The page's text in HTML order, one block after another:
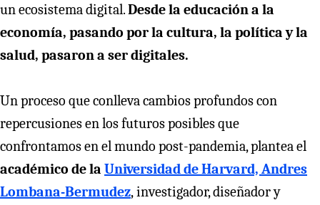
un ecosistema digital.Desde la educación a la
economía, pasando por la cultura, la política y la
salud, pasaron a ser digitales.
Un proceso que conlleva cambios profundos con
repercusiones en los futuros posibles que
confrontamos en el mundo post-pandemia, plantea el
académico de la Universidad de Harvard, Andres
Lombana-Bermudez,investigador, diseñador y